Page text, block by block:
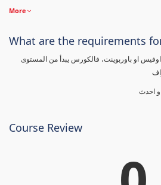
More
What are the requirements
او باوربوينت، فالكورس يبدأ من المستوى
Course Review